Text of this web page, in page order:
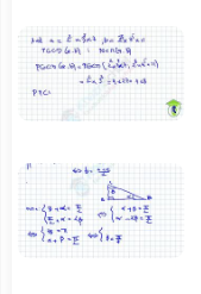
3:13
6:16